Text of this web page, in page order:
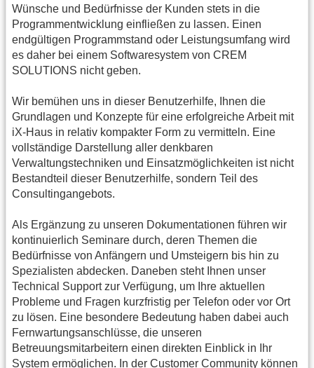
Wünsche und Bedürfnisse der Kunden stets in die
Programmentwicklung einfließen zu lassen. Einen
endgültigen Programmstand oder Leistungsumfang wird
es daher bei einem Softwaresystem von CREM
SOLUTIONS nicht geben.
Wir bemühen uns in dieser Benutzerhilfe, Ihnen die
Grundlagen und Konzepte für eine erfolgreiche Arbeit mit
iX-Haus in relativ kompakter Form zu vermitteln. Eine
vollständige Darstellung aller denkbaren
Verwaltungstechniken und Einsatzmöglichkeiten ist nicht
Bestandteil dieser Benutzerhilfe, sondern Teil des
Consultingangebots.
Als Ergänzung zu unseren Dokumentationen führen wir
kontinuierlich Seminare durch, deren Themen die
Bedürfnisse von Anfängern und Umsteigern bis hin zu
Spezialisten abdecken. Daneben steht Ihnen unser
Technical Support zur Verfügung, um Ihre aktuellen
Probleme und Fragen kurzfristig per Telefon oder vor Ort
zu lösen. Eine besondere Bedeutung haben dabei auch
Fernwartungsanschlüsse, die unseren
Betreuungsmitarbeitern einen direkten Einblick in Ihr
System ermöglichen. In der Customer Community können